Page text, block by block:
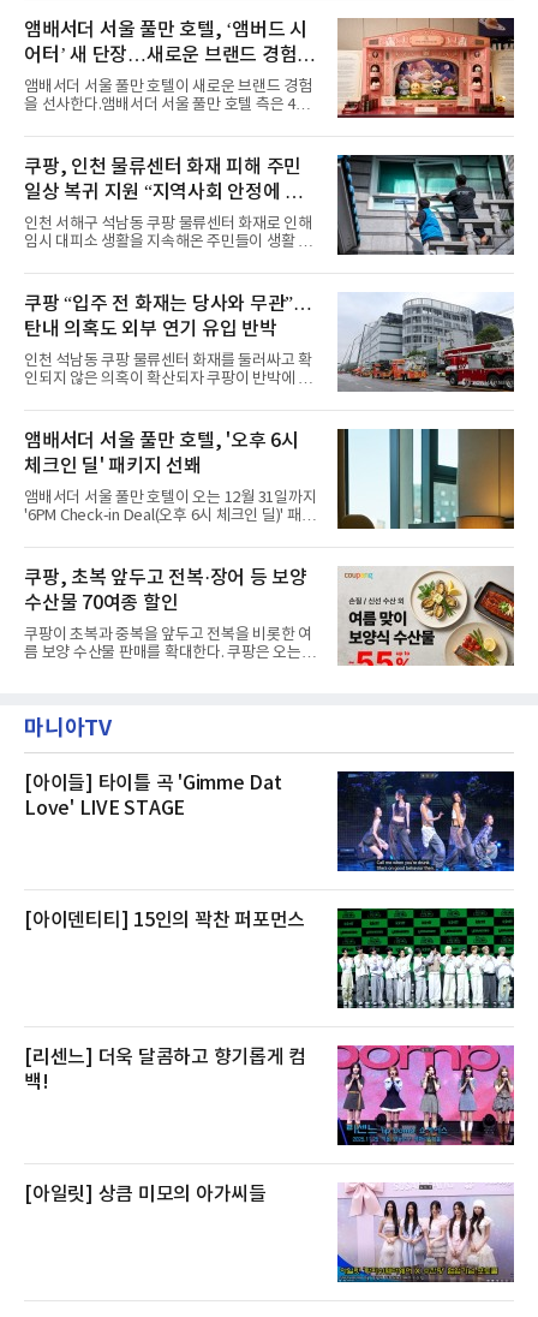
력을 앞세워 매 무대 색다른 볼거리를 선사했다.
특히 화사한 파스텔 톤의 비치웨어부터 청량한
마린룩, 햇살 아래 반짝이는 물결을 연상시키는
스커트, 강렬한 붉은 계열의 스타일링까지 각기
다른 매력을 선보였다. 브브걸은 다채로운 여름
패션을 완벽하게 소화하며 보
앰배서더 서울 풀만 호텔, ‘앰버드 시
어터’ 새 단장…새로운 브랜드 경험 선
사
앰배서더 서울 풀만 호텔이 새로운 브랜드 경험
을 선사한다.앰배서더 서울 풀만 호텔 측은 4일
이야기를 담은 인형 극장 콘셉트의 공간 ‘앰버드
시어터(Ambird Theater)’를 새롭게 선보인
다”고 밝혔다.앰배서더 서울 풀만 호텔은 로비
한편에 마련된 앰버드 존을 통해 앰버드의 세계
관을 소개해왔다. 앰버드 존은 앰버드가 우주여
행 중 수집한 다양한 굿즈를 전시한 '앰버드 플래
닛(Ambird Planet)과 계절별 플라워 연출로 사
라 극장을 모티브로 한 데코레이션으로 구성됐
다. 무대 공간 및 티켓 박스
쿠팡, 인천 물류센터 화재 피해 주민
일상 복귀 지원 “지역사회 안정에 총
력”
인천 서해구 석남동 쿠팡 물류센터 화재로 인해
임시 대피소 생활을 지속해온 주민들이 생활 터
필먼트서비스(CFS)가 지난 28일부터 화재 피해
주민을 대상으로 전문 출장 청소서비스 지원에
나섬으로써 본격적인 지역사회 복구 작업이 시
작된 것이다.대피소 주민 중심 청소 접수, 첫날
부터 2가구 지원 완료CFS는 신현초등학교, 신
현북초등학교, 신현여자중학교 등 인천 서해구
관내 임시 대피소 3곳에서 체류해온 화재 피해
민들의 호응 속에 CFS는 즉시 행동에 나섰다. 지
난 28일 오후 전문 청소업체와
쿠팡 “입주 전 화재는 당사와 무관”…
탄내 의혹도 외부 연기 유입 반박
인천 석남동 쿠팡 물류센터 화재를 둘러싸고 확
인되지 않은 의혹이 확산되자 쿠팡이 반박에 나
에 대해서는 외부 화재 연기 유입이라고 설명했
고, 2023년 같은 물류센터에서 발생한 화재에
대해서도 쿠팡 입주 전 공사 과정에서 벌어진 일
이라며 선을 그었다.쿠팡은 21일 인천 물류센터
내부에서 불이 타는 냄새가 났다는 의혹과 관련
해 “사실무근”이라는 입장을 밝혔다.회사 측은
“인근에서 지난 15일 다른 회사에서 발생한 대
것으로 확인됐다”고 설명했다.이어 “정확한 화
재 원인은 추후 조사될
앰배서더 서울 풀만 호텔, '오후 6시
체크인 딜' 패키지 선봬
앰배서더 서울 풀만 호텔이 오는 12월 31일까지
'6PM Check-in Deal(오후 6시 체크인 딜)' 패키
으로 여유로운 저녁 시간부터 호텔 스테이를 시
작할 수 있도록 준비됐다.앰배서더 서울 풀만 호
텔 측은 “퇴근 후 또는 주말 도심 속에서 짧지만
온전한 휴식을 원하는 고객들에게 특별한 경험
을 제공한다”고 밝혔다.패키지는 디럭스와 이그
제큐티브 두 가지 타입으로 구성된다. 디럭스 패
키지는 객실 1박(룸 온리)으로 심플한 호캉스를
스 센터 사우나 2인 이용 혜택이 포함된다.특히
클럽 앰배서더 라운지
쿠팡, 초복 앞두고 전복·장어 등 보양
수산물 70여종 할인
쿠팡이 초복과 중복을 앞두고 전복을 비롯한 여
름 보양 수산물 판매를 확대한다. 쿠팡은 오는
우 등이 포함됐다. 쿠팡은 올해 큰 크기의 전복
생산량이 늘어난 점을 반영해 주요 산지 상품을
전복은 산지에서 채취한 뒤 전국으로 직송되는
방식으로 운영된다. 신선도가 중요한 상품인 만
큼 이르면 다음 날 오전 배송이 가능하도록 물류
마니아TV
[아이들] 타이틀 곡 'Gimme Dat
Love' LIVE STAGE
[아이덴티티] 15인의 꽉찬 퍼포먼스
[리센느] 더욱 달콤하고 향기롭게 컴
백!
[아일릿] 상큼 미모의 아가씨들